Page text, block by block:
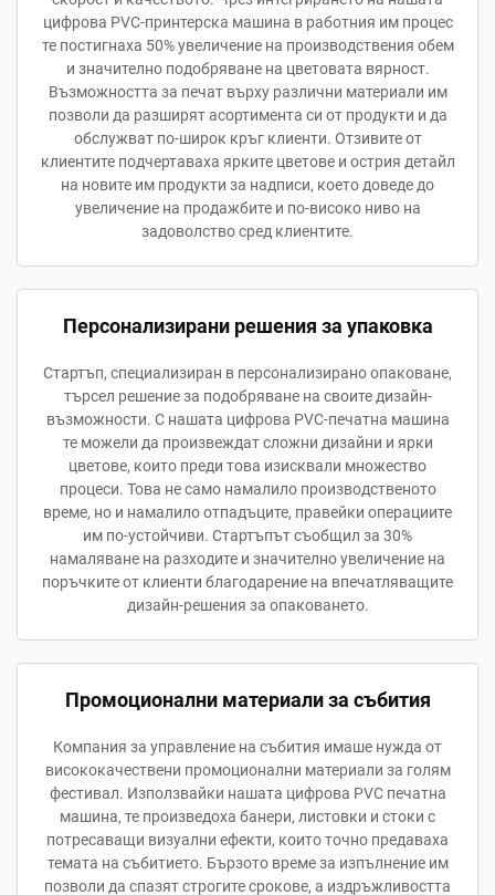
цифрова PVC-принтерска машина в работния им процес
те постигнаха 50% увеличение на производствения обем
и значително подобряване на цветовата вярност.
Възможността за печат върху различни материали им
позволи да разширят асортимента си от продукти и да
обслужват по-широк кръг клиенти. Отзивите от
клиентите подчертаваха ярките цветове и острия детайл
на новите им продукти за надписи, което доведе до
увеличение на продажбите и по-високо ниво на
задоволство сред клиентите.
Персонализирани решения за упаковка
Стартъп, специализиран в персонализирано опаковане,
търсел решение за подобряване на своите дизайн-
възможности. С нашата цифрова PVC-печатна машина
те можели да произвеждат сложни дизайни и ярки
цветове, които преди това изисквали множество
процеси. Това не само намалило производственото
време, но и намалило отпадъците, правейки операциите
им по-устойчиви. Стартъпът съобщил за 30%
намаляване на разходите и значително увеличение на
поръчките от клиенти благодарение на впечатляващите
дизайн-решения за опаковането.
Промоционални материали за събития
Компания за управление на събития имаше нужда от
висококачествени промоционални материали за голям
фестивал. Използвайки нашата цифрова PVC печатна
машина, те произведоха банери, листовки и стоки с
потресаващи визуални ефекти, които точно предаваха
темата на събитието. Бързото време за изпълнение им
позволи да спазят строгите срокове, а издръжливостта